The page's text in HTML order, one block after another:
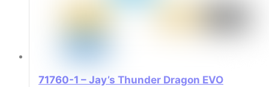
71760-1 – Jay’s Thunder Dragon EVO